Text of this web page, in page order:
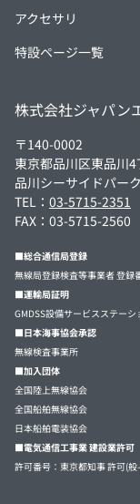
アクセサリ
特設ページ一覧
株式会社ジャパン
〒140-0002
東京都品川区東品川
品川シーサイドパー
TEL： 03-5715-2351
FAX：03-5715-2560
■総合通信局登録
無線局登録検査等事業者 登録
■運輸局証明
GMDSS設備サービスステー
■日本海事協会承認
無線検査事業所
■加入団体
全国陸上無線協会
全国船舶無線協会
日本船舶電装協会
■電気通信工事業 建設業許可
許可番号：東京都知事 許可(